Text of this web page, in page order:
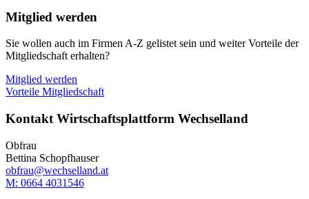
Mitglied werden
Sie wollen auch im Firmen A-Z gelistet sein und weiter Vorteile der
Mitgliedschaft erhalten?
Mitglied werden
Vorteile Mitgliedschaft
Kontakt Wirtschaftsplattform Wechselland
Obfrau
Bettina Schopfhauser
obfrau@wechselland.at
M: 0664 4031546